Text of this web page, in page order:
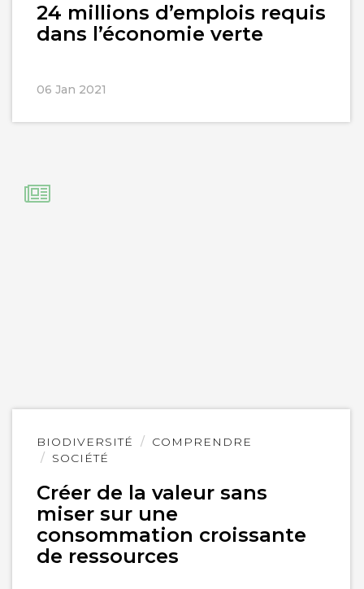
24 millions d’emplois requis
dans l’économie verte
06 Jan 2021
BIODIVERSITÉ
COMPRENDRE
SOCIÉTÉ
Créer de la valeur sans
miser sur une
consommation croissante
de ressources
Lire
l'article